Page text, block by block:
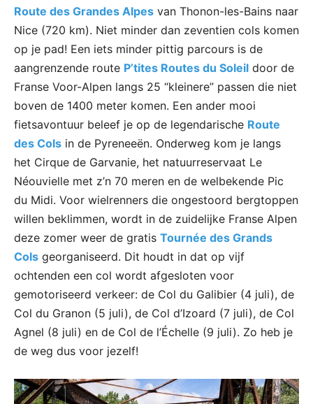
Route des Grandes Alpes van Thonon-les-Bains naar
Nice (720 km). Niet minder dan zeventien cols komen
op je pad! Een iets minder pittig parcours is de
aangrenzende route P’tites Routes du Soleil door de
Franse Voor-Alpen langs 25 “kleinere” passen die niet
boven de 1400 meter komen. Een ander mooi
fietsavontuur beleef je op de legendarische Route
des Cols in de Pyreneeën. Onderweg kom je langs
het Cirque de Garvanie, het natuurreservaat Le
Néouvielle met z’n 70 meren en de welbekende Pic
du Midi. Voor wielrenners die ongestoord bergtoppen
willen beklimmen, wordt in de zuidelijke Franse Alpen
deze zomer weer de gratis Tournée des Grands
Cols georganiseerd. Dit houdt in dat op vijf
ochtenden een col wordt afgesloten voor
gemotoriseerd verkeer: de Col du Galibier (4 juli), de
Col du Granon (5 juli), de Col d’Izoard (7 juli), de Col
Agnel (8 juli) en de Col de l’Échelle (9 juli). Zo heb je
de weg dus voor jezelf!